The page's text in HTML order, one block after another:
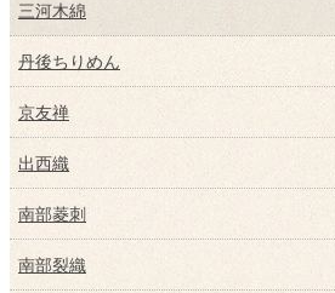
三河木綿
丹後ちりめん
京友禅
出西織
南部菱刺
南部裂織